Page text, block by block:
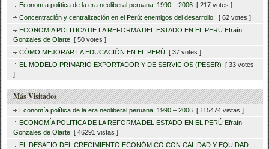
Economía política de la era neoliberal peruana: 1990 – 2006 [ 217 votes ]
Concentración y centralización en el Perú: enemigos del desarrollo.
[ 62 votes ]
ECONOMÍA POLITICA DE LA REFORMA DEL ESTADO EN EL PERÚ Efraín
Gonzales de Olarte [ 50 votes ]
CÓMO MEJORAR LA EDUCACIÓN EN EL PERÚ [ 37 votes ]
EL MODELO PRIMARIO EXPORTADOR Y DE SERVICIOS (PESER) [ 33 votes
]
Más Visitados
Economía política de la era neoliberal peruana: 1990 – 2006 [ 115474 vistas ]
ECONOMÍA POLITICA DE LA REFORMA DEL ESTADO EN EL PERÚ Efraín
Gonzales de Olarte [ 46291 vistas ]
EL DESAFIO DEL CRECIMIENTO ECONÓMICO CON CALIDAD Y EQUIDAD